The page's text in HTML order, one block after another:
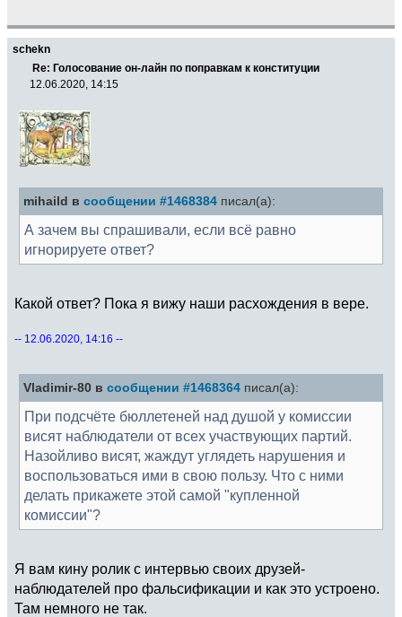
schekn
Re: Голосование он-лайн по поправкам к конституции
12.06.2020, 14:15
mihaild в сообщении #1468384 писал(а):
А зачем вы спрашивали, если всё равно
игнорируете ответ?
Какой ответ? Пока я вижу наши расхождения в вере.
-- 12.06.2020, 14:16 --
Vladimir-80 в сообщении #1468364 писал(а):
При подсчёте бюллетеней над душой у комиссии
висят наблюдатели от всех участвующих партий.
Назойливо висят, жаждут углядеть нарушения и
воспользоваться ими в свою пользу. Что с ними
делать прикажете этой самой "купленной
комиссии"?
Я вам кину ролик с интервью своих друзей-
наблюдателей про фальсификации и как это устроено.
Там немного не так.